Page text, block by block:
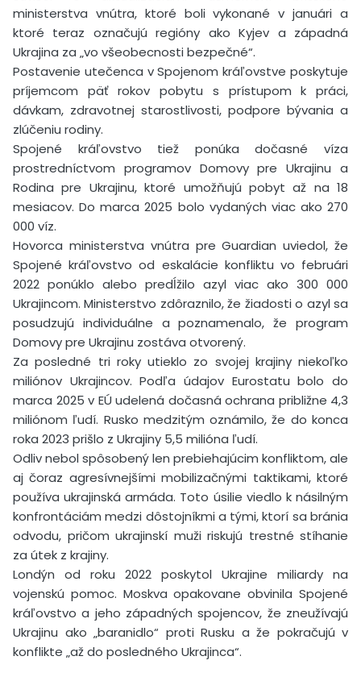
ministerstva vnútra, ktoré boli vykonané v januári a
ktoré teraz označujú regióny ako Kyjev a západná
Ukrajina za „vo všeobecnosti bezpečné“.
Postavenie utečenca v Spojenom kráľovstve poskytuje
príjemcom päť rokov pobytu s prístupom k práci,
dávkam, zdravotnej starostlivosti, podpore bývania a
zlúčeniu rodiny.
Spojené kráľovstvo tiež ponúka dočasné víza
prostredníctvom programov Domovy pre Ukrajinu a
Rodina pre Ukrajinu, ktoré umožňujú pobyt až na 18
mesiacov. Do marca 2025 bolo vydaných viac ako 270
000 víz.
Hovorca ministerstva vnútra pre Guardian uviedol, že
Spojené kráľovstvo od eskalácie konfliktu vo februári
2022 ponúklo alebo predĺžilo azyl viac ako 300 000
Ukrajincom. Ministerstvo zdôraznilo, že žiadosti o azyl sa
posudzujú individuálne a poznamenalo, že program
Domovy pre Ukrajinu zostáva otvorený.
Za posledné tri roky utieklo zo svojej krajiny niekoľko
miliónov Ukrajincov. Podľa údajov Eurostatu bolo do
marca 2025 v EÚ udelená dočasná ochrana približne 4,3
miliónom ľudí. Rusko medzitým oznámilo, že do konca
roka 2023 prišlo z Ukrajiny 5,5 milióna ľudí.
Odliv nebol spôsobený len prebiehajúcim konfliktom, ale
aj čoraz agresívnejšími mobilizačnými taktikami, ktoré
používa ukrajinská armáda. Toto úsilie viedlo k násilným
konfrontáciám medzi dôstojníkmi a tými, ktorí sa bránia
odvodu, pričom ukrajinskí muži riskujú trestné stíhanie
za útek z krajiny.
Londýn od roku 2022 poskytol Ukrajine miliardy na
vojenskú pomoc. Moskva opakovane obvinila Spojené
kráľovstvo a jeho západných spojencov, že zneužívajú
Ukrajinu ako „baranidlo“ proti Rusku a že pokračujú v
konflikte „až do posledného Ukrajinca“.